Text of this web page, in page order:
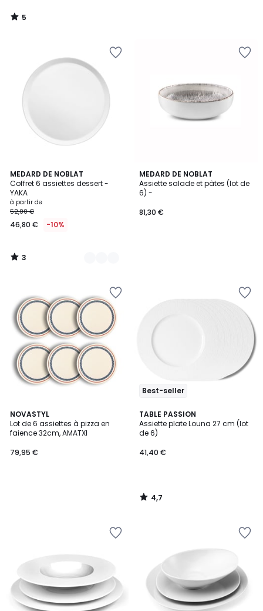
5
/
MEDARD DE NOBLAT
Coffret 6 assiettes dessert -
YAKA
à partir de
52,00 €
46,80 € -10%
3
/
5
3
Couleurs
3
/
MEDARD DE NOBLAT
Assiette salade et pâtes (lot de
6) -
81,30 €
NOVASTYL
Lot de 6 assiettes à pizza en
faience 32cm, AMATXI
79,95 €
Best-seller
TABLE PASSION
Assiette plate Louna 27 cm (lot
de 6)
41,40 €
4,7
/ 5
4,7
/